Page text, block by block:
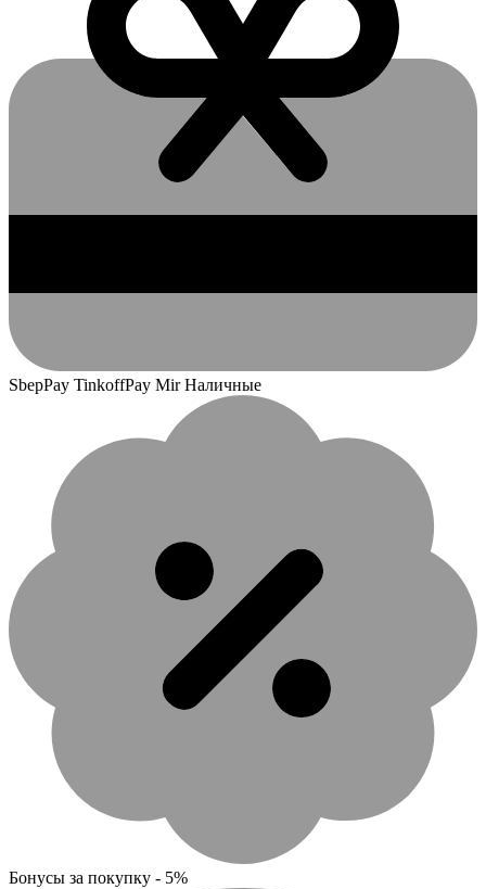
SbepPay TinkoffPay Mir Наличные
Бонусы за покупку - 5%